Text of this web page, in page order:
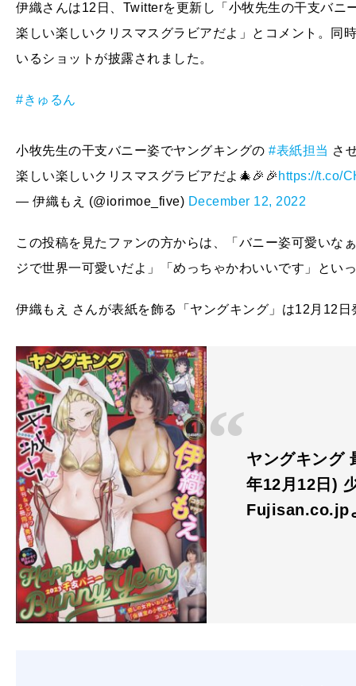
伊織さんは12日、Twitterを更新し「小牧先生の干支バニ
楽しい楽しいクリスマスグラビアだよ」とコメント。同
いるショットが披露されました。
#きゅるん
小牧先生の干支バニー姿でヤングキングの #表紙担当 さ
楽しい楽しいクリスマスグラビアだよ🎄🎉🎉 https://t.co/
— 伊織もえ (@iorimoe_five) December 12, 2022
この投稿を見たファンの方からは、「バニー姿可愛いな
ジで世界一可愛いだよ」「めっちゃかわいいです」とい
伊織もえ さんが表紙を飾る「ヤングキング」は12月12日
ヤングキング
年12月12日)
Fujisan.co.jp